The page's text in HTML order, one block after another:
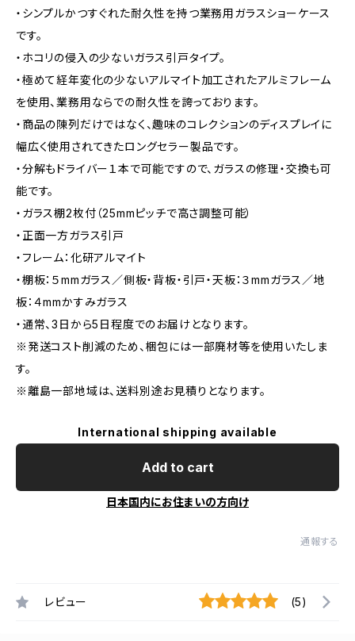
・シンプルかつすぐれた耐久性を持つ業務用ガラスショーケース
です。
・ホコリの侵入の少ないガラス引戸タイプ。
・極めて経年変化の少ないアルマイト加工されたアルミフレーム
を使用、業務用ならでの耐久性を誇っております。
・商品の陳列だけではなく、趣味のコレクションのディスプレイに
幅広く使用されてきたロングセラー製品です。
・分解もドライバー１本で可能ですので、ガラスの修理・交換も可
能です。
・ガラス棚2枚付（25mmピッチで高さ調整可能）
・正面一方ガラス引戸
・フレーム：化研アルマイト
・棚板：５mmガラス／側板・背板・引戸・天板：３mmガラス／地
板：４mmかすみガラス
・通常、3日から5日程度でのお届けとなります。
※発送コスト削減のため、梱包には一部廃材等を使用いたしま
す。
※離島一部地域は、送料別途お見積りとなります。
International shipping available
Add to cart
日本国内にお住まいの方向け
通報する
レビュー (5)